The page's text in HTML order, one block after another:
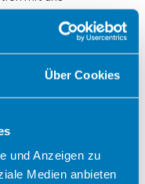
Über Cookies
und Anzeigen zu
Medien anbieten
Adresse) umfasst.
oder über ein
für die Verarbeitung
von der betroffenen
Basis von
Verarbeitung
Daten